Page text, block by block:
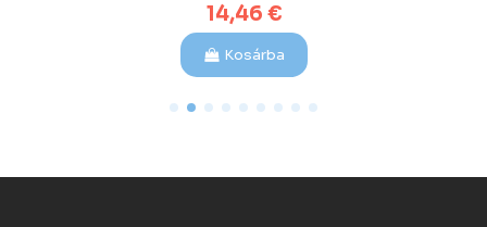
14,46 €
Kosárba